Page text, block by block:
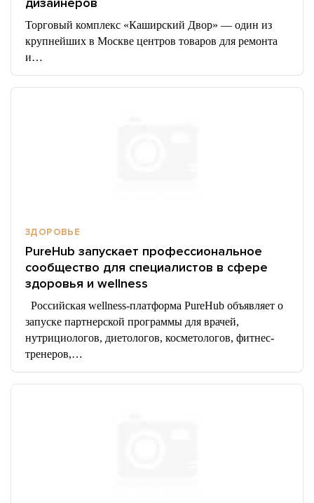
Торговый комплекс «Каширский Двор» — один из
крупнейших в Москве центров товаров для ремонта
и…
ЗДОРОВЬЕ
PureHub запускает профессиональное
сообщество для специалистов в сфере
здоровья и wellness
Российская wellness-платформа PureHub объявляет о
запуске партнерской программы для врачей,
нутрициологов, диетологов, косметологов, фитнес-
тренеров,…